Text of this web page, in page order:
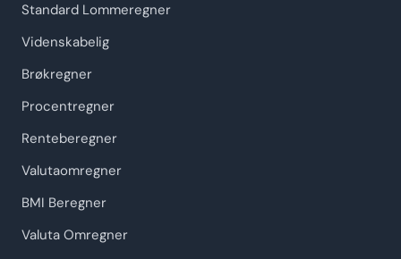
Standard Lommeregner
Videnskabelig
Brøkregner
Procentregner
Renteberegner
Valutaomregner
BMI Beregner
Valuta Omregner